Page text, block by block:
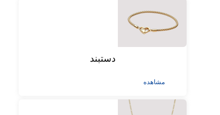
دستبند
مشاهده